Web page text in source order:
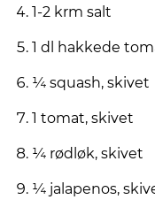
1-2 krm salt
1 dl hakkede
¼ squash, skivet
1 tomat, skivet
¼ rødløk, skivet
¼ jalapenos,